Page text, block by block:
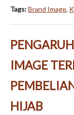
Tags:Brand Image,
IMAGE
HIJAB